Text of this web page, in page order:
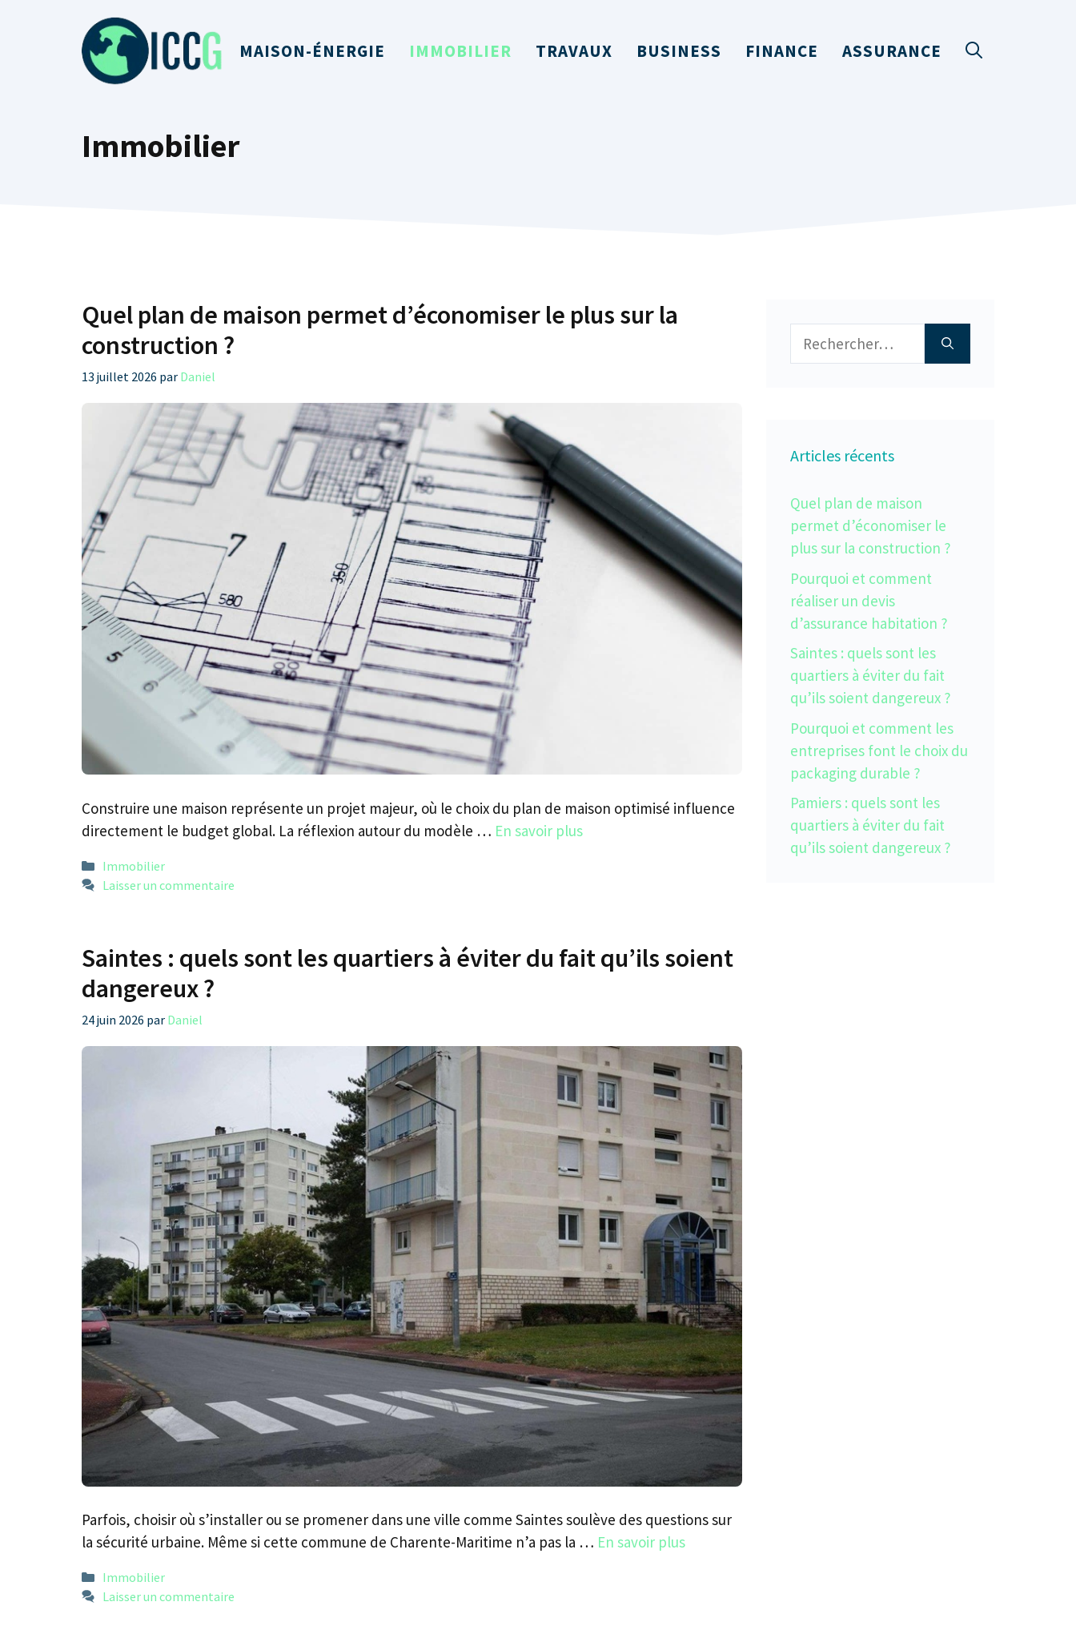
MAISON-ÉNERGIE IMMOBILIER TRAVAUX BUSINESS FINANCE ASSURANCE
Immobilier
Quel plan de maison permet d’économiser le plus sur la
construction ?
13 juillet 2026 par Daniel
Construire une maison représente un projet majeur, où le choix du plan de maison optimisé influence
directement le budget global. La réflexion autour du modèle … En savoir plus
Catégories
Immobilier
Laisser un commentaire
Saintes : quels sont les quartiers à éviter du fait qu’ils soient
dangereux ?
24 juin 2026 par Daniel
Parfois, choisir où s’installer ou se promener dans une ville comme Saintes soulève des questions sur
la sécurité urbaine. Même si cette commune de Charente-Maritime n’a pas la … En savoir plus
Catégories
Immobilier
Laisser un commentaire
Rechercher :
Articles récents
Quel plan de maison
permet d’économiser le
plus sur la construction ?
Pourquoi et comment
réaliser un devis
d’assurance habitation ?
Saintes : quels sont les
quartiers à éviter du fait
qu’ils soient dangereux ?
Pourquoi et comment les
entreprises font le choix du
packaging durable ?
Pamiers : quels sont les
quartiers à éviter du fait
qu’ils soient dangereux ?